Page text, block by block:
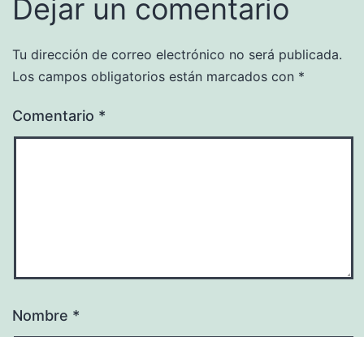
Dejar un comentario
Tu dirección de correo electrónico no será publicada.
Los campos obligatorios están marcados con *
Comentario *
Nombre *